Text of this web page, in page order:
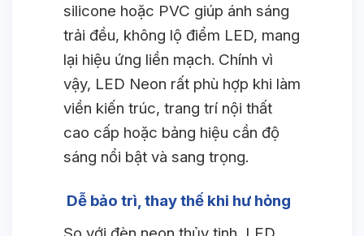
silicone hoặc PVC giúp ánh sáng
trải đều, không lộ điểm LED, mang
lại hiệu ứng liền mạch. Chính vì
vậy, LED Neon rất phù hợp khi làm
viền kiến trúc, trang trí nội thất
cao cấp hoặc bảng hiệu cần độ
sáng nổi bật và sang trọng.
Dễ bảo trì, thay thế khi hư hỏng